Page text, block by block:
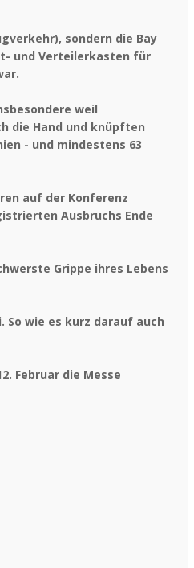
sondern die Bay
und Verteilerkasten für
weil
die Hand und knüpften
- und mindestens 63
auf der Konferenz
Ausbruchs Ende
Grippe ihres Lebens
wie es kurz darauf auch
Februar die Messe